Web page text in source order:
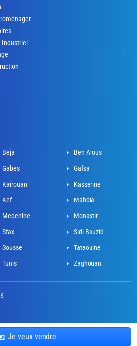
Je veux vendre
Beja
Ben Arous
Gabes
Gafsa
Kairouan
Kasserine
Kef
Mahdia
Medenine
Monastir
Sfax
Sidi Bouzid
Sousse
Tataouine
Tunis Zaghouan